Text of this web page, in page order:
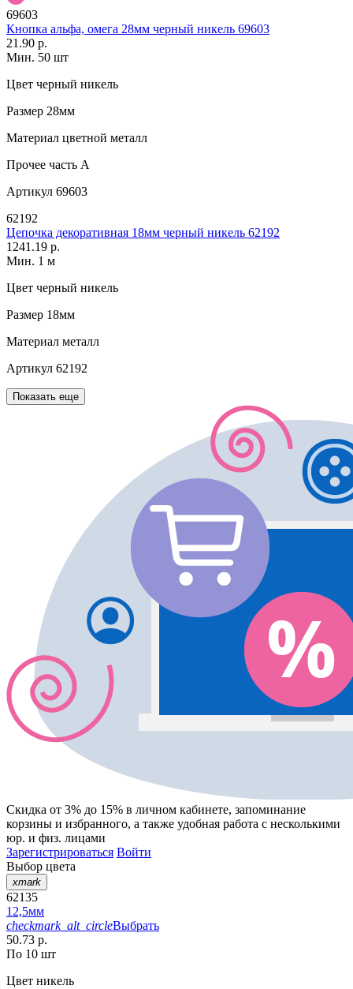
69603
Кнопка альфа, омега 28мм черный никель 69603
21.90 р.
Мин. 50 шт
Цвет черный никель
Размер 28мм
Материал цветной металл
Прочее часть A
Артикул 69603
62192
Цепочка декоративная 18мм черный никель 62192
1241.19 р.
Мин. 1 м
Цвет черный никель
Размер 18мм
Материал металл
Артикул 62192
Показать еще
Скидка от 3% до 15% в личном кабинете, запоминание
корзины и избранного, а также удобная работа с несколькими
юр. и физ. лицами
Зарегистрироваться Войти
Выбор цвета
xmark
62135
12,5мм
checkmark_alt_circleВыбрать
50.73 р.
По 10 шт
Цвет никель